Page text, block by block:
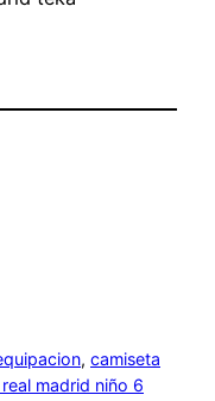
, camiseta
madrid niño 6